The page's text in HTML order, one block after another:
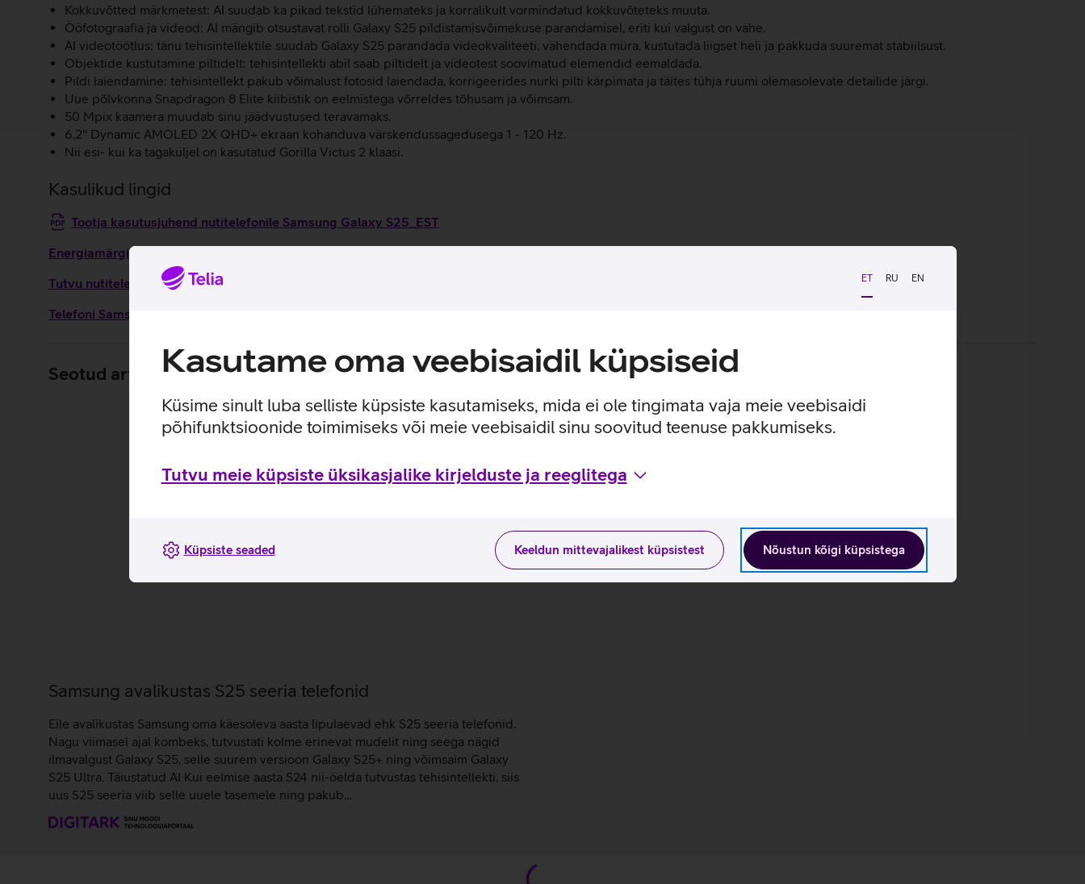
ET RU EN
Kasutame oma veebisaidil küpsiseid
Küsime sinult luba selliste küpsiste kasutamiseks, mida ei ole tingimata vaja meie veebisaidi
põhifunktsioonide toimimiseks või meie veebisaidil sinu soovitud teenuse pakkumiseks.
Tutvu meie küpsiste üksikasjalike kirjelduste ja reeglitega
Nõustun kõigi küpsistega
Keeldun mittevajalikest küpsistest
Küpsiste seaded
Kokkuvõtted märkmetest: AI suudab ka pikad tekstid lühemateks ja korralikult vormindatud kokkuvõteteks muuta.
Ööfotograafia ja videod: AI mängib otsustavat rolli Galaxy S25 pildistamisvõimekuse parandamisel, eriti kui valgust on vähe.
AI videotöötlus: tänu tehisintellektile suudab Galaxy S25 parandada videokvaliteeti, vähendada müra, kustutada liigset heli ja pakkuda suuremat stabiilsust.
Objektide kustutamine piltidelt: tehisintellekti abil saab piltidelt ja videotest soovimatud elemendid eemaldada.
Pildi laiendamine: tehisintellekt pakub võimalust fotosid laiendada, korrigeerides nurki pilti kärpimata ja täites tühja ruumi olemasolevate detailide järgi.
Uue põlvkonna Snapdragon 8 Elite kiibistik on eelmistega võrreldes tõhusam ja võimsam.
50 Mpix kaamera muudab sinu jäädvustused teravamaks.
6,2'' Dynamic AMOLED 2X QHD+ ekraan kohanduva värskendussagedusega 1 - 120 Hz.
Nii esi- kui ka tagaküljel on kasutatud Gorilla Victus 2 klaasi.
Kasulikud lingid
Tootja kasutusjuhend nutitelefonile Samsung Galaxy S25_EST
Energiamärgis
Tutvu nutitelefoni Samsung Galaxy S25 omaduste ja kasutusviisidega tootja kodulehel
Telefoni Samsung Galaxy S25 seadistamise juhised
Seotud artiklid ja videod
Samsung avalikustas S25 seeria telefonid
Eile avalikustas Samsung oma käesoleva aasta lipulaevad ehk S25 seeria telefonid.
Nagu viimasel ajal kombeks, tutvustati kolme erinevat mudelit ning seega nägid
ilmavalgust Galaxy S25, selle suurem versioon Galaxy S25+ ning võimsaim Galaxy
S25 Ultra. Täiustatud AI Kui eelmise aasta S24 nii-öelda tutvustas tehisintellekti, siis
uus S25 seeria viib selle uuele tasemele ning pakub…